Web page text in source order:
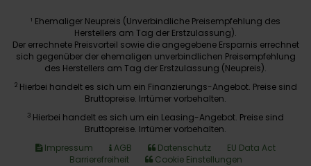
1 Ehemaliger Neupreis (Unverbindliche Preisempfehlung des
Herstellers am Tag der Erstzulassung).
Der errechnete Preisvorteil sowie die angegebene Ersparnis errechnet
sich gegenüber der ehemaligen unverbindlichen Preisempfehlung
des Herstellers am Tag der Erstzulassung (Neupreis).
2 Hierbei handelt es sich um ein Finanzierungs-Angebot. Preise sind
Bruttopreise. Irrtümer vorbehalten.
3 Hierbei handelt es sich um ein Leasing-Angebot. Preise sind
Bruttopreise. Irrtümer vorbehalten.
Impressum
AGB Datenschutz
EU Data Act
Barrierefreiheit
Cookie Einstellungen